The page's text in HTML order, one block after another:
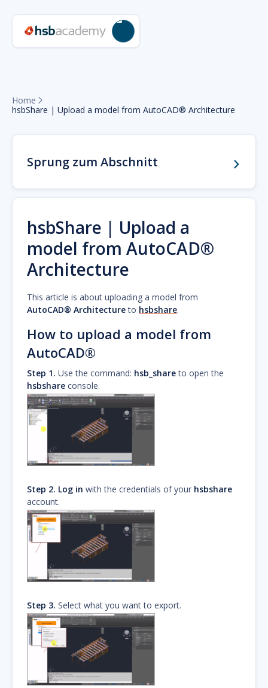
Home 
hsbShare | Upload a model from AutoCAD® Architecture
Sprung zum Abschnitt
hsbShare | Upload a
model from AutoCAD®
Architecture
This article is about uploading a model from
AutoCAD® Architectureto hsbshare.
How to upload a model from
AutoCAD®
Step 1. Use the command: hsb_shareto open the
hsbshare console.
Step 2. Log in with the credentials of your hsbshare
account.
Step 3. Select what you want to export.